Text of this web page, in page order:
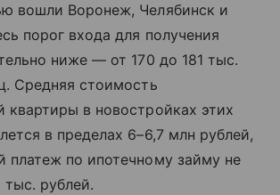
вошли Воронеж, Челябинск и
порог входа для получения
ниже — от 170 до 181 тыс.
Средняя стоимость
квартиры в новостройках этих
в пределах 6–6,7 млн рублей,
платеж по ипотечному займу не
рублей.